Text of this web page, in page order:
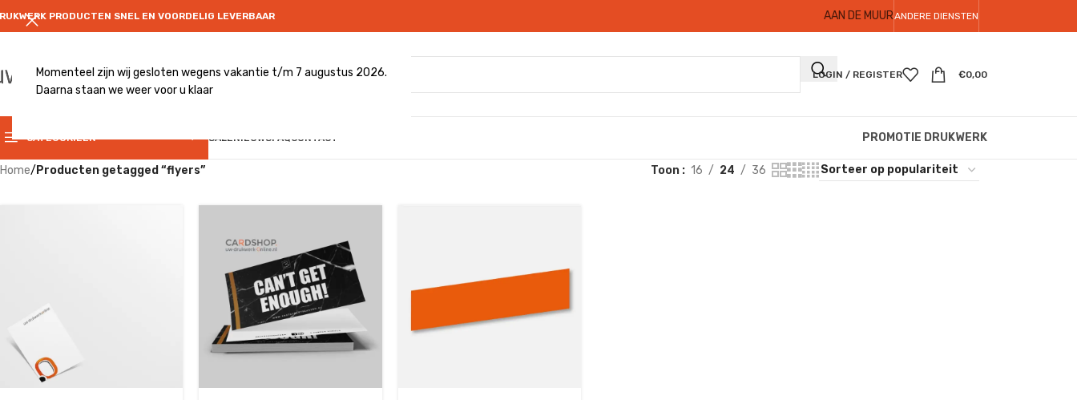
Momenteel zijn wij gesloten wegens vakantie t/m 7 augustus 2026.
Daarna staan we weer voor u klaar
PRODUCTEN SNEL EN VOORDELIG LEVERBAAR AAN DE MUURANDERE DIENSTEN
LOGIN / REGISTER €0,00
CATEGORIEËN SALENIEUWSFAQCONTACT PROMOTIE DRUKWERK
Home/ Producten getagged “flyers” Toon 16 24 36